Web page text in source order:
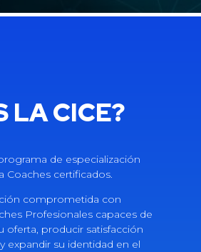
LA CICE?
de especialización
Coaches certificados.
comprometida con
Profesionales capaces de
oferta, producir satisfacción
expandir su identidad en el